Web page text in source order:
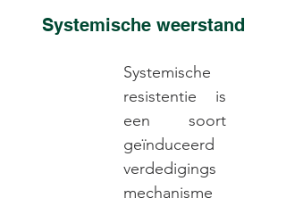
Systemische weerstand
Systemische
resistentie is
een soort
geïnduceerd
verdedigings
mechanisme